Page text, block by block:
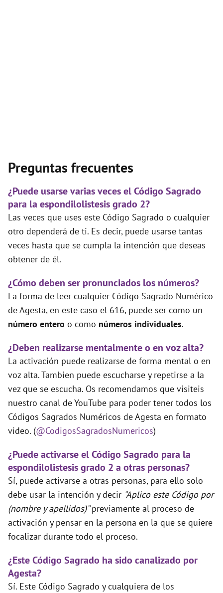
Preguntas frecuentes
¿Puede usarse varias veces el Código Sagrado
para la espondilolistesis grado 2?
Las veces que uses este Código Sagrado o cualquier
otro dependerá de ti. Es decir, puede usarse tantas
veces hasta que se cumpla la intención que deseas
obtener de él.
¿Cómo deben ser pronunciados los números?
La forma de leer cualquier Código Sagrado Numérico
de Agesta, en este caso el 616, puede ser como un
número entero o como números individuales.
¿Deben realizarse mentalmente o en voz alta?
La activación puede realizarse de forma mental o en
voz alta. Tambien puede escucharse y repetirse a la
vez que se escucha. Os recomendamos que visiteis
nuestro canal de YouTube para poder tener todos los
Códigos Sagrados Numéricos de Agesta en formato
video. (@CodigosSagradosNumericos)
¿Puede activarse el Código Sagrado para la
espondilolistesis grado 2 a otras personas?
Sí, puede activarse a otras personas, para ello solo
debe usar la intención y decir “Aplico este Código por
(nombre y apellidos)”previamente al proceso de
activación y pensar en la persona en la que se quiere
focalizar durante todo el proceso.
¿Este Código Sagrado ha sido canalizado por
Agesta?
Sí. Este Código Sagrado y cualquiera de los